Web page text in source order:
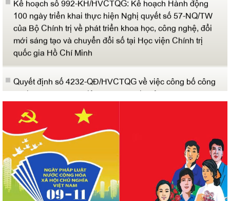
của Bộ Chính trị về phát triển khoa học, công nghệ, đổi
mới sáng tạo và chuyển đổi số tại Học viện Chính trị
quốc gia Hồ Chí Minh
Quyết định số 4232-QĐ/HVCTQG về việc công bố công
đầu năm 2026
Thông báo số 615-TB/HVCTQGHCM về kết quả xét bổ
nhiệm lại, công nhận và bổ nhiệm chức danh giáo sư,
phó giáo sư Học viện
Quyết định số 1258-QĐ/HVCTQG về việc công khai tình
hình quản lý, sử dụng tài sản công năm 2025